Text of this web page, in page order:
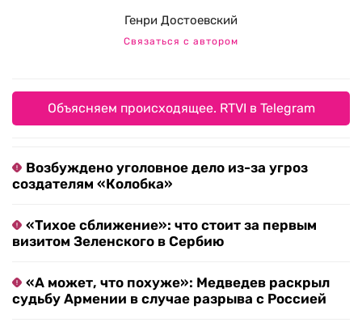
Генри Достоевский
Связаться с автором
Объясняем происходящее. RTVI в Telegram
Возбуждено уголовное дело из-за угроз
создателям «Колобка»
«Тихое сближение»: что стоит за первым
визитом Зеленского в Сербию
«А может, что похуже»: Медведев раскрыл
судьбу Армении в случае разрыва с Россией